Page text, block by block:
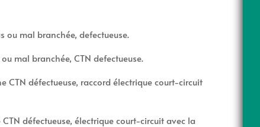
ou mal branchée, defectueuse.
mal branchée, CTN defectueuse.
CTN défectueuse, raccord électrique court-circuit
CTN défectueuse, électrique court-circuit avec la